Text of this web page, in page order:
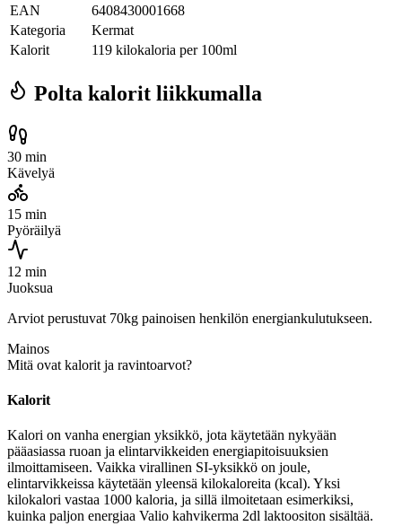
EAN
6408430001668
Kategoria
Kermat
Kalorit
119 kilokaloria per 100ml
Polta kalorit liikkumalla
30 min
Kävelyä
15 min
Pyöräilyä
12 min
Juoksua
Arviot perustuvat 70kg painoisen henkilön energiankulutukseen.
Mainos
Mitä ovat kalorit ja ravintoarvot?
Kalorit
Kalori on vanha energian yksikkö, jota käytetään nykyään
pääasiassa ruoan ja elintarvikkeiden energiapitoisuuksien
ilmoittamiseen. Vaikka virallinen SI-yksikkö on joule,
elintarvikkeissa käytetään yleensä kilokaloreita (kcal). Yksi
kilokalori vastaa 1000 kaloria, ja sillä ilmoitetaan esimerkiksi,
kuinka paljon energiaa Valio kahvikerma 2dl laktoositon sisältää.